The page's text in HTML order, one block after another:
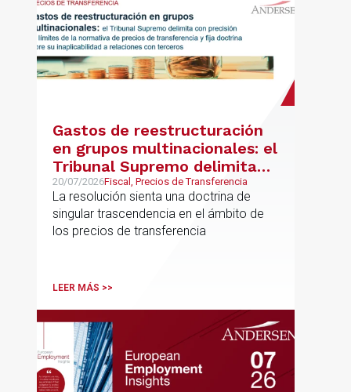
Gastos de reestructuración
en grupos multinacionales: el
Tribunal Supremo delimita
con precisión los límites de la
normativa de precios de
transferencia y fija doctrina
sobre su inaplicabilidad a
20/07/2026Fiscal, Precios de Transferencia
La resolución sienta una doctrina de
singular trascendencia en el ámbito de
los precios de transferencia
LEER MÁS >>